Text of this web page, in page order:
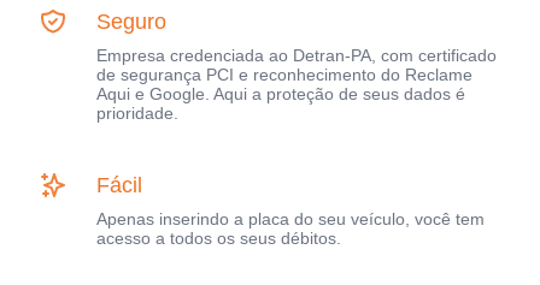
Seguro
Empresa credenciada ao Detran-PA, com certificado
de segurança PCI e reconhecimento do Reclame
Aqui e Google. Aqui a proteção de seus dados é
prioridade.
Fácil
Apenas inserindo a placa do seu veículo, você tem
acesso a todos os seus débitos.